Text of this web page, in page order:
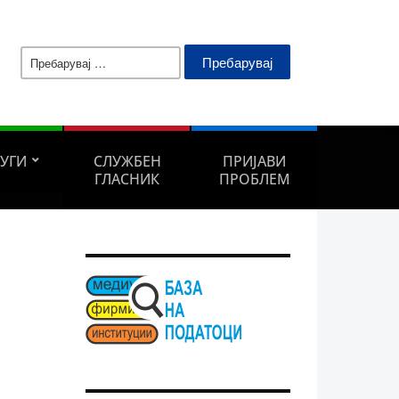
Пребарувај
СЛУЖБЕН
ГЛАСНИК
ПРИЈАВИ
ПРОБЛЕМ